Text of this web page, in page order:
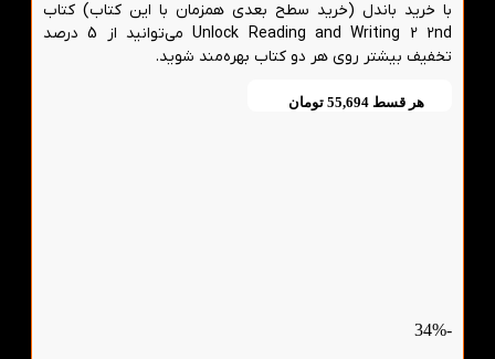
با خرید باندل (خرید سطح بعدی همزمان با این کتاب) کتاب
Unlock Reading and Writing 2 2nd می‌توانید از 5 درصد
تخفیف بیشتر روی هر دو کتاب بهره‌مند شوید.
هر قسط 55,694 تومان
-34%